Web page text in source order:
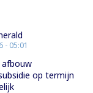
- 05:01
afbouw
op termijn